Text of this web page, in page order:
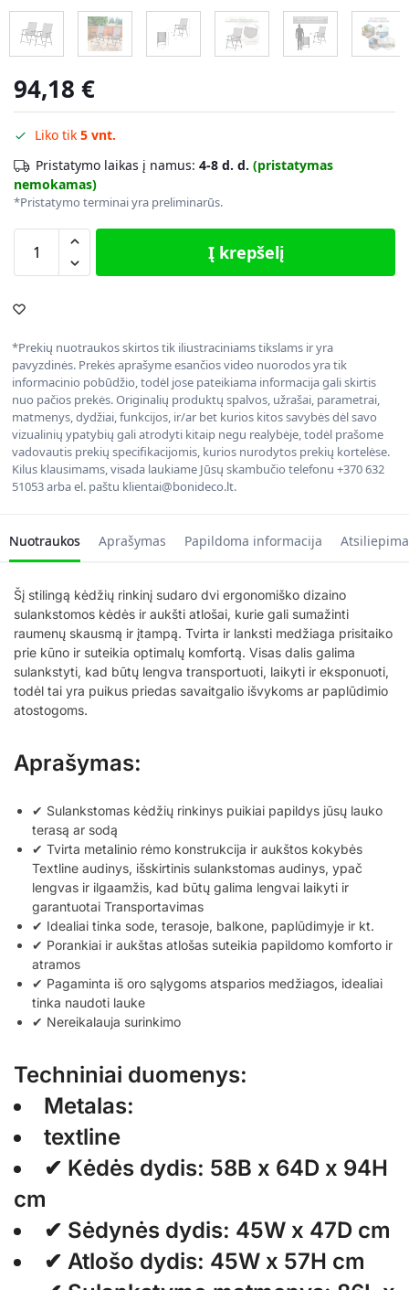
94,18 €
Liko tik 5 vnt.
Pristatymo laikas į namus: 4-8 d. d. (pristatymas
nemokamas)
*Pristatymo terminai yra preliminarūs.
Į krepšelį
*Prekių nuotraukos skirtos tik iliustraciniams tikslams ir yra
pavyzdinės. Prekės aprašyme esančios video nuorodos yra tik
informacinio pobūdžio, todėl jose pateikiama informacija gali skirtis
nuo pačios prekės. Originalių produktų spalvos, užrašai, parametrai,
matmenys, dydžiai, funkcijos, ir/ar bet kurios kitos savybės dėl savo
vizualinių ypatybių gali atrodyti kitaip negu realybėje, todėl prašome
vadovautis prekių specifikacijomis, kurios nurodytos prekių kortelėse.
Kilus klausimams, visada laukiame Jūsų skambučio telefonu +370 632
51053 arba el. paštu klientai@bonideco.lt.
Nuotraukos Aprašymas Papildoma informacija
Šį stilingą kėdžių rinkinį sudaro dvi ergonomiško dizaino
sulankstomos kėdės ir aukšti atlošai, kurie gali sumažinti
raumenų skausmą ir įtampą. Tvirta ir lanksti medžiaga prisitaiko
prie kūno ir suteikia optimalų komfortą. Visas dalis galima
sulankstyti, kad būtų lengva transportuoti, laikyti ir eksponuoti,
todėl tai yra puikus priedas savaitgalio išvykoms ar paplūdimio
atostogoms.
Aprašymas:
✔ Sulankstomas kėdžių rinkinys puikiai papildys jūsų lauko
terasą ar sodą
✔ Tvirta metalinio rėmo konstrukcija ir aukštos kokybės
Textline audinys, išskirtinis sulankstomas audinys, ypač
lengvas ir ilgaamžis, kad būtų galima lengvai laikyti ir
garantuotai Transportavimas
✔ Idealiai tinka sode, terasoje, balkone, paplūdimyje ir kt.
✔ Porankiai ir aukštas atlošas suteikia papildomo komforto ir
atramos
✔ Pagaminta iš oro sąlygoms atsparios medžiagos, idealiai
tinka naudoti lauke
✔ Nereikalauja surinkimo
Techniniai duomenys:
Metalas:
textline
✔ Kėdės dydis: 58B x 64D x 94H
cm
✔ Sėdynės dydis: 45W x 47D cm
✔ Atlošo dydis: 45W x 57H cm